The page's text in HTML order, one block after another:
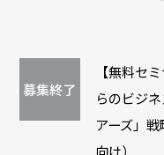
募集終了
【無料セ
らのビジ
アーズ」
向け）